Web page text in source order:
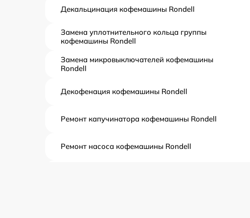
Декальцинация кофемашины Rondell
Замена уплотнительного кольца группы
кофемашины Rondell
Замена микровыключателей кофемашины
Rondell
Декофенация кофемашины Rondell
Ремонт капучинатора кофемашины Rondell
Ремонт насоса кофемашины Rondell